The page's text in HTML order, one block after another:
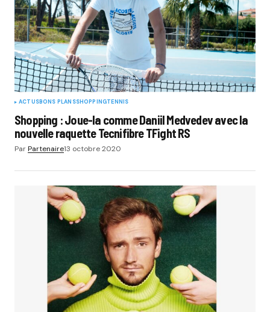
ACTUSBONS PLANSSHOPPINGTENNIS
Shopping : Joue-la comme Daniil Medvedev avec la
nouvelle raquette Tecnifibre TFight RS
ParPartenaire13 octobre 2020